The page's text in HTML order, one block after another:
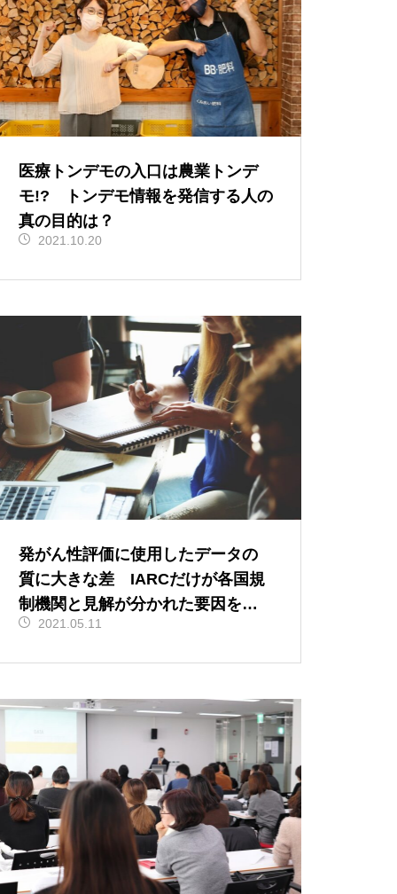
医療トンデモの入口は農業トンデ
モ!? トンデモ情報を発信する人の
真の目的は？
2021.10.20
発がん性評価に使用したデータの
質に大きな差 IARCだけが各国規
制機関と見解が分かれた要因を読
み解く
2021.05.11